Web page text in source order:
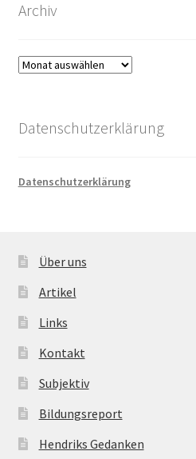
Archiv
Archiv
Datenschutzerklärung
Datenschutzerklärung
Über uns
Artikel
Links
Kontakt
Subjektiv
Bildungsreport
Hendriks Gedanken